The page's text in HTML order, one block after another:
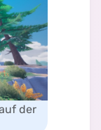
der